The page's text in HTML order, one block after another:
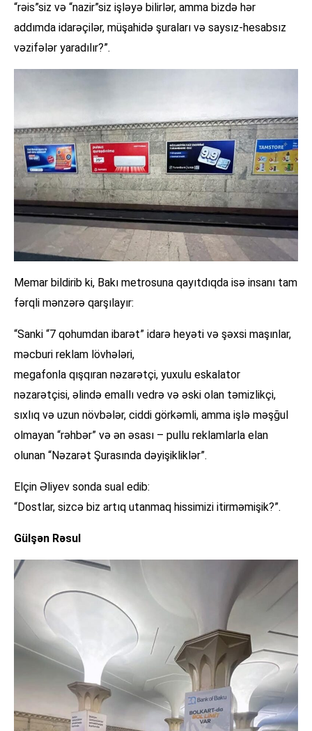
“rәis”siz və “nazir”siz işləyə bilirlər, amma bizdə hər
addımda idarəçilər, müşahidə şuraları və saysız-hesabsız
vəzifələr yaradılır?”.
Memar bildirib ki, Bakı metrosuna qayıtdıqda isə insanı tam
fərqli mənzərə qarşılayır:
“Sanki “7 qohumdan ibarət” idarə heyəti və şəxsi maşınlar,
məcburi reklam lövhələri,
megafonla qışqıran nəzarətçi, yuxulu eskalator
nəzarətçisi, əlində emallı vedrə və əski olan təmizlikçi,
sıxlıq və uzun növbələr, ciddi görkəmli, amma işlə məşğul
olmayan “rəhbər” və ən əsası – pullu reklamlarla elan
olunan “Nəzarət Şurasında dəyişikliklər”.
Elçin Əliyev sonda sual edib:
“Dostlar, sizcə biz artıq utanmaq hissimizi itirməmişik?”.
Gülşən Rəsul